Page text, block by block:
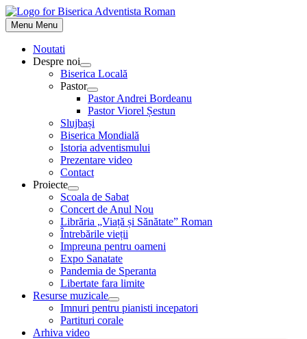
Skip
to
content
Menu Menu
Noutati
Despre noi
Show
sub
menu
Biserica Locală
Pastor
Show
sub
menu
Pastor Andrei Bordeanu
Pastor Viorel Șestun
Slujbași
Biserica Mondială
Istoria adventismului
Prezentare video
Contact
Proiecte
Show
sub
menu
Scoala de Sabat
Concert de Anul Nou
Librăria „Viață și Sănătate” Roman
Întrebările vieții
Impreuna pentru oameni
Expo Sanatate
Pandemia de Speranta
Libertate fara limite
Resurse muzicale
Show
sub
menu
Imnuri pentru pianisti incepatori
Partituri corale
Arhiva video